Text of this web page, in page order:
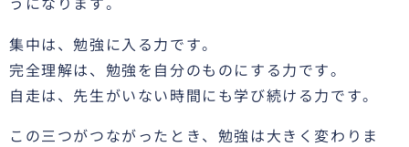
集中は、勉強に入る力です。
完全理解は、勉強を自分のものにする力です。
自走は、先生がいない時間にも学び続ける力です。
この三つがつながったとき、勉強は大きく変わりま